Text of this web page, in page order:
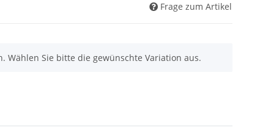
Frage zum Artikel
Wählen Sie bitte die gewünschte Variation aus.